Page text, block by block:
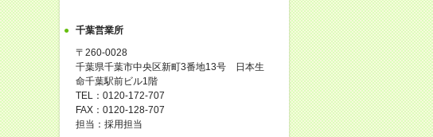
千葉営業所
〒260-0028
千葉県千葉市中央区新町3番地13号 日本生
命千葉駅前ビル1階
TEL：0120-172-707
FAX：0120-128-707
担当：採用担当